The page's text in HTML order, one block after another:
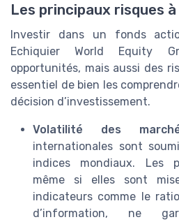
Les principaux risques
Investir dans un fonds
Echiquier World Equity
opportunités, mais aussi des
essentiel de bien les
décision d’investissement.
Volatilité des
internationales sont
indices mondiaux. Les
même si elles sont
indicateurs comme le
d’information, ne